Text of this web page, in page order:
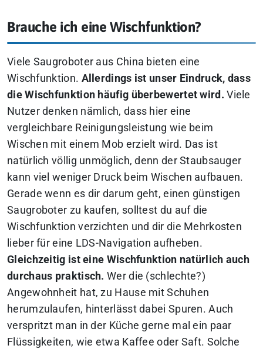
Brauche ich eine Wischfunktion?
Viele Saugroboter aus China bieten eine
Wischfunktion. Allerdings ist unser Eindruck, dass
die Wischfunktion häufig überbewertet wird. Viele
Nutzer denken nämlich, dass hier eine
vergleichbare Reinigungsleistung wie beim
Wischen mit einem Mob erzielt wird. Das ist
natürlich völlig unmöglich, denn der Staubsauger
kann viel weniger Druck beim Wischen aufbauen.
Gerade wenn es dir darum geht, einen günstigen
Saugroboter zu kaufen, solltest du auf die
Wischfunktion verzichten und dir die Mehrkosten
lieber für eine LDS-Navigation aufheben.
Gleichzeitig ist eine Wischfunktion natürlich auch
durchaus praktisch. Wer die (schlechte?)
Angewohnheit hat, zu Hause mit Schuhen
herumzulaufen, hinterlässt dabei Spuren. Auch
verspritzt man in der Küche gerne mal ein paar
Flüssigkeiten, wie etwa Kaffee oder Saft. Solche